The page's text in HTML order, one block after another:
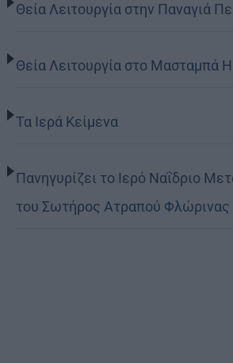
Θεία Λειτουργία στην Παναγιά
Θεία Λειτουργία στο Μασταμπά
Τα Ιερά Κείμενα
Πανηγυρίζει το Ιερό Ναΐδριο
του Σωτήρος Ατραπού Φλώρινας